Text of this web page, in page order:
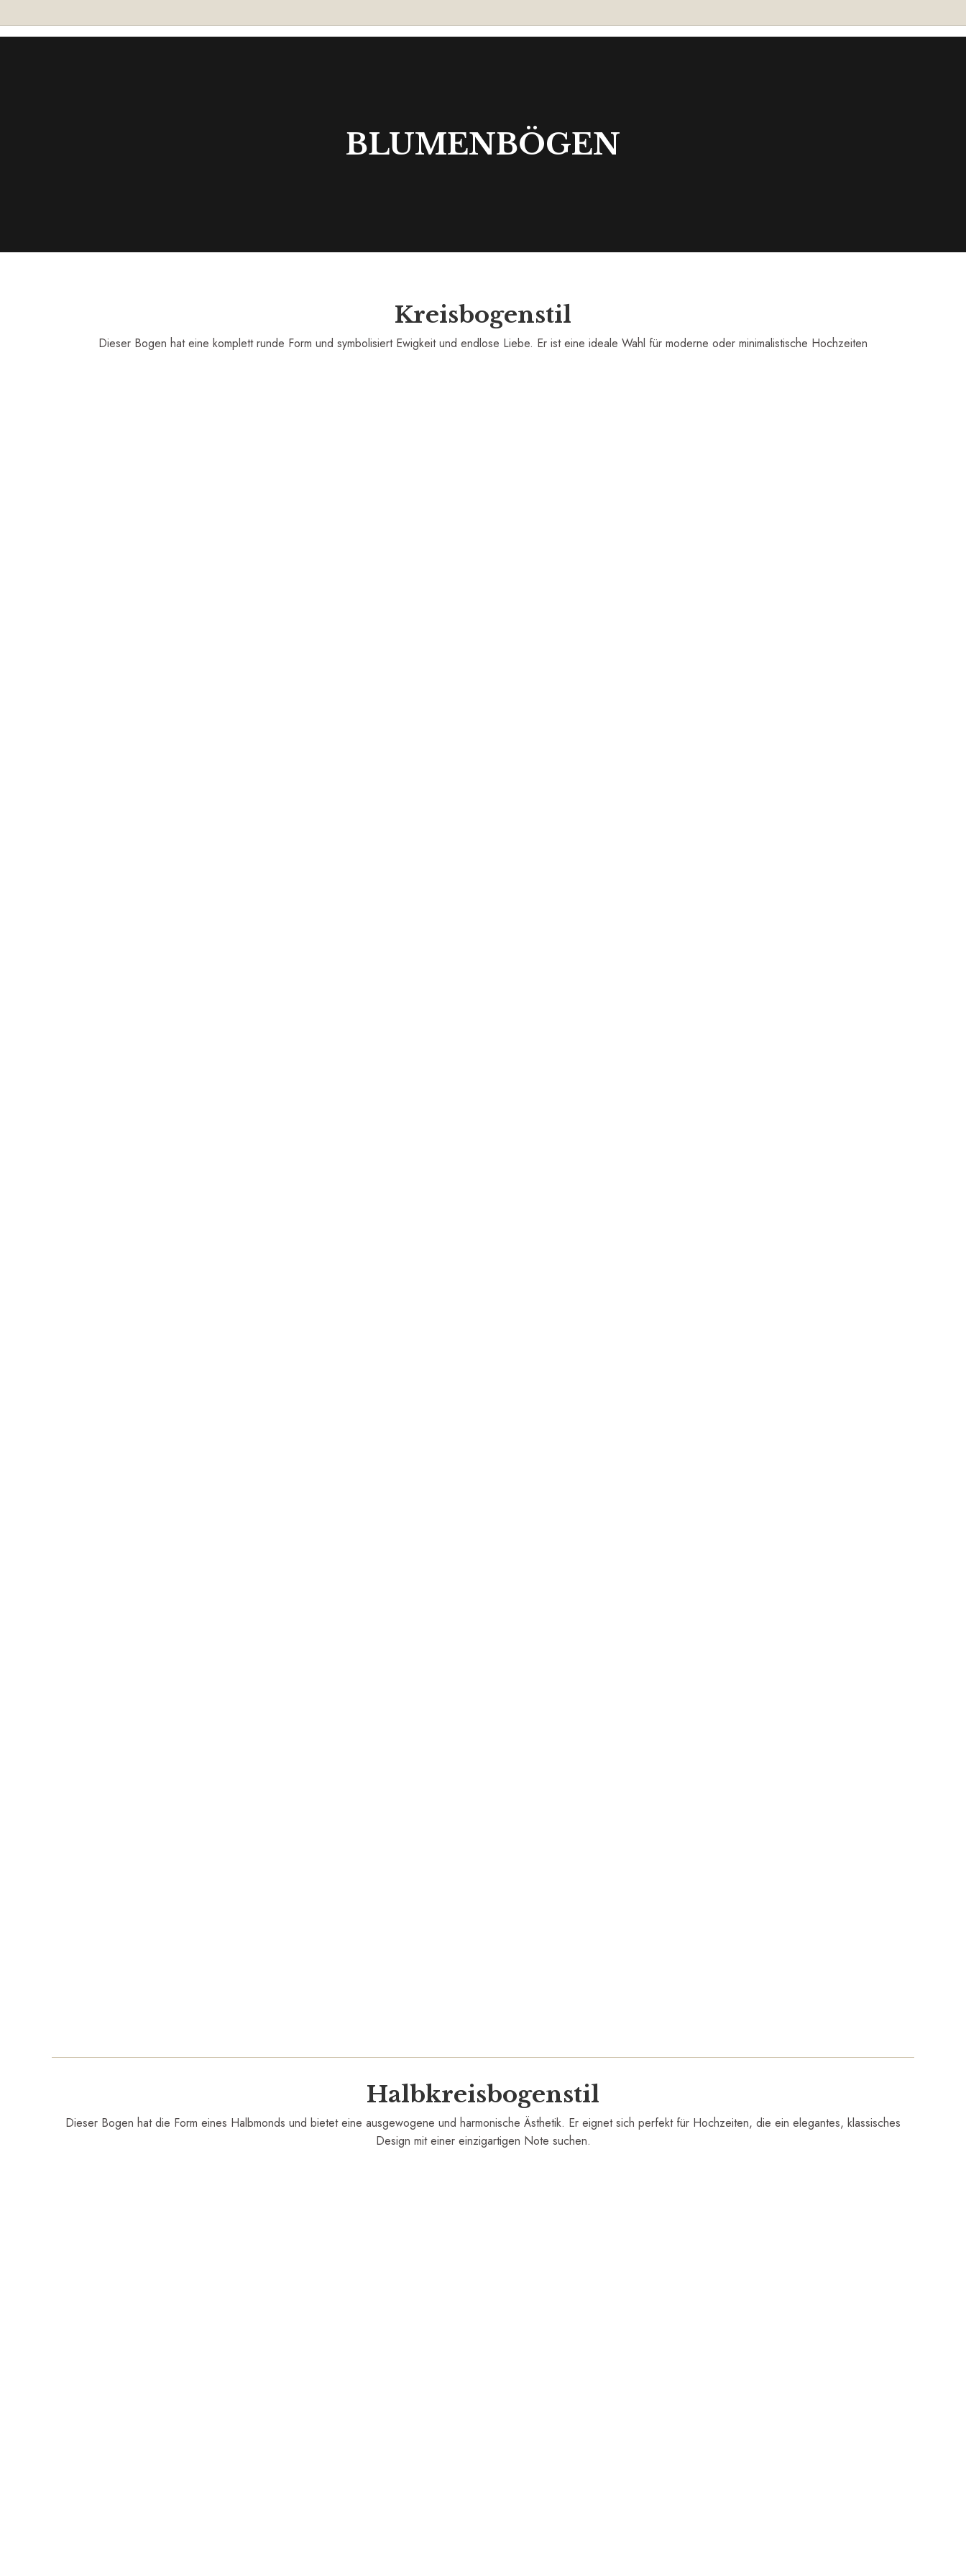
BLUMENBÖGEN
Kreisbogenstil
Dieser Bogen hat eine komplett runde Form und symbolisiert Ewigkeit und endlose Liebe. Er ist eine ideale Wahl für moderne oder minimalistische Hochzeiten
Halbkreisbogenstil
Dieser Bogen hat die Form eines Halbmonds und bietet eine ausgewogene und harmonische Ästhetik. Er eignet sich perfekt für Hochzeiten, die ein elegantes, klassisches
Design mit einer einzigartigen Note suchen.